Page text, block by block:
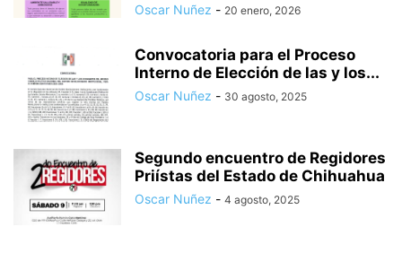
Oscar Nuñez - 20 enero, 2026
Convocatoria para el Proceso
Interno de Elección de las y los...
Oscar Nuñez - 30 agosto, 2025
Segundo encuentro de Regidores
Priístas del Estado de Chihuahua
Oscar Nuñez - 4 agosto, 2025